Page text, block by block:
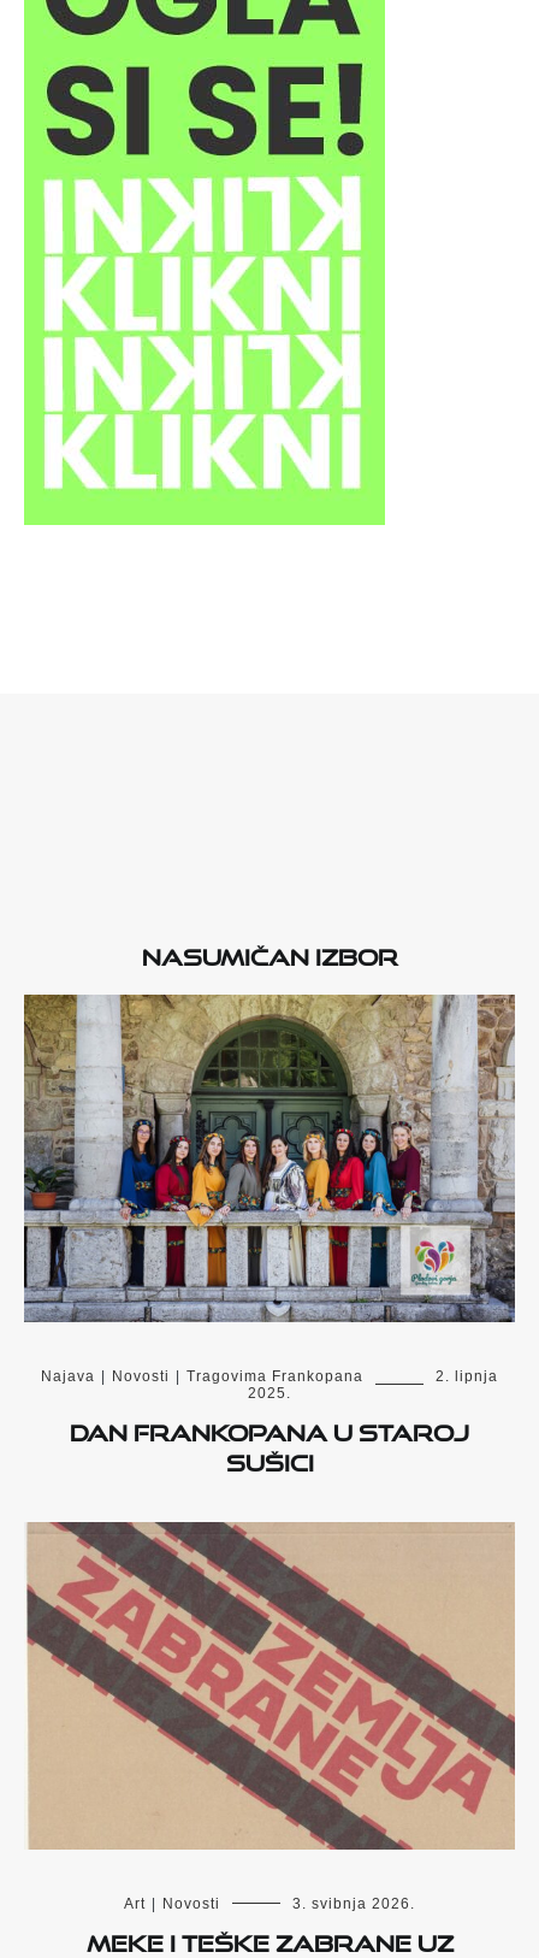
Nasumičan izbor
Najava Novosti Tragovima Frankopana
2. lipnja
2025.
Dan Frankopana u Staroj
Sušici
Art Novosti 3. svibnja 2026.
Meke i teške zabrane uz